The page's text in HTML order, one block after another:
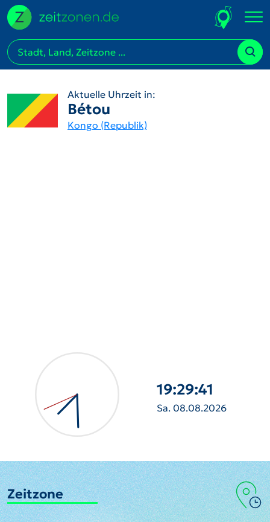
Aktuelle Uhrzeit in:
Bétou
Kongo (Republik)
19:29:42
Sa. 08.08.2026
Zeitzone